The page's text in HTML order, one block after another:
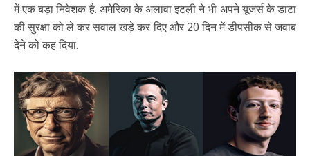
में एक बड़ा निवेशक है. अमेरिका के अलावा इटली ने भी अपने यूजर्स के डाटा
की सुरक्षा को ले कर सवाल खड़े कर दिए और 20 दिन में डीपसीक से जवाब
देने को कह दिया.